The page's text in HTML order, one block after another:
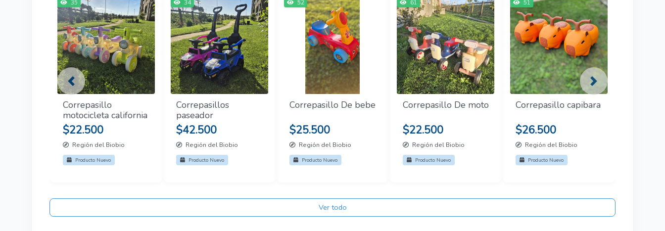
35
Correpasillo
motocicleta california
$22.500
Región del Biobio
Producto Nuevo
34
Correpasillos
paseador
$42.500
Región del Biobio
Producto Nuevo
52
Correpasillo De bebe
$25.500
Región del Biobio
Producto Nuevo
61
Correpasillo De moto
$22.500
Región del Biobio
Producto Nuevo
51
Correpasillo capibara
$26.500
Región del Biobio
Producto Nuevo
Previous Next
Ver todo